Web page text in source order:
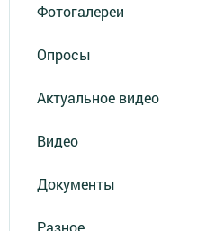
Фотогалереи
Опросы
Актуальное видео
Видео
Документы
Разное